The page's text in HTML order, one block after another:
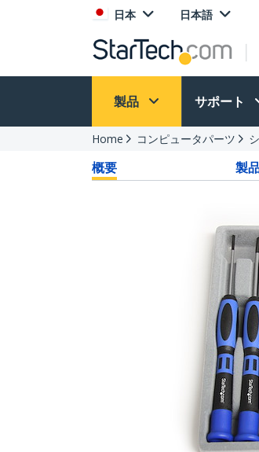
日本 日本語
製品 サポート
Home コンピュータパーツ
概要 製